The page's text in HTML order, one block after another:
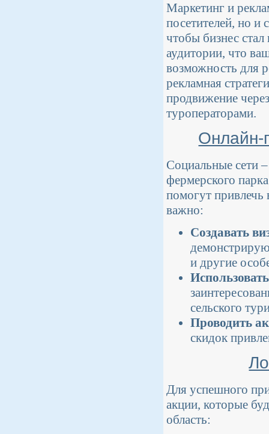
Маркетинг и
посетителей, но и
чтобы бизнес
аудитории, что
возможность для
рекламная
продвижение
туроператорами.
Онлайн-
Социальные сети
фермерского
помогут привлечь
важно:
Создавать
и другие
сельского
Проводить
скидок
Для успешного
акции, которые
область: